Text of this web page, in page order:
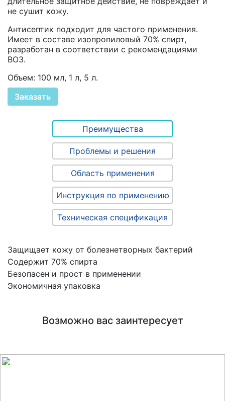
не сушит кожу.
Антисептик подходит для частого применения.
Имеет в составе изопропиловый 70% спирт,
разработан в соответствии с рекомендациями
ВОЗ.
Объем: 100 мл, 1 л, 5 л.
Заказать
Преимущества
Проблемы и решения
Область применения
Инструкция по применению
Техническая спецификация
Защищает кожу от болезнетворных бактерий
Содержит 70% спирта
Безопасен и прост в применении
Экономичная упаковка
Возможно вас заинтересует